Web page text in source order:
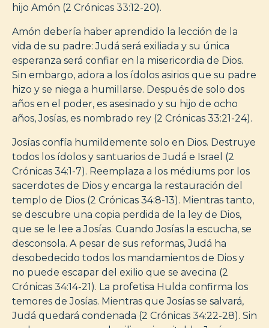
hijo Amón (2 Crónicas 33:12-20).
Amón debería haber aprendido la lección de la
vida de su padre: Judá será exiliada y su única
esperanza será confiar en la misericordia de Dios.
Sin embargo, adora a los ídolos asirios que su padre
hizo y se niega a humillarse. Después de solo dos
años en el poder, es asesinado y su hijo de ocho
años, Josías, es nombrado rey (2 Crónicas 33:21-24).
Josías confía humildemente solo en Dios. Destruye
todos los ídolos y santuarios de Judá e Israel (2
Crónicas 34:1-7). Reemplaza a los médiums por los
sacerdotes de Dios y encarga la restauración del
templo de Dios (2 Crónicas 34:8-13). Mientras tanto,
se descubre una copia perdida de la ley de Dios,
que se le lee a Josías. Cuando Josías la escucha, se
desconsola. A pesar de sus reformas, Judá ha
desobedecido todos los mandamientos de Dios y
no puede escapar del exilio que se avecina (2
Crónicas 34:14-21). La profetisa Hulda confirma los
temores de Josías. Mientras que Josías se salvará,
Judá quedará condenada (2 Crónicas 34:22-28). Sin